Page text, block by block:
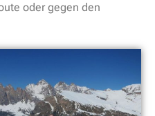
oder gegen den